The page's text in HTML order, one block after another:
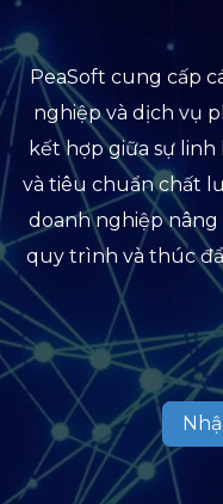
PeaSoft cung cấp
nghiệp và dịch vụ
kết hợp giữa sự
và tiêu chuẩn chất
doanh nghiệp nâng
quy trình và thúc